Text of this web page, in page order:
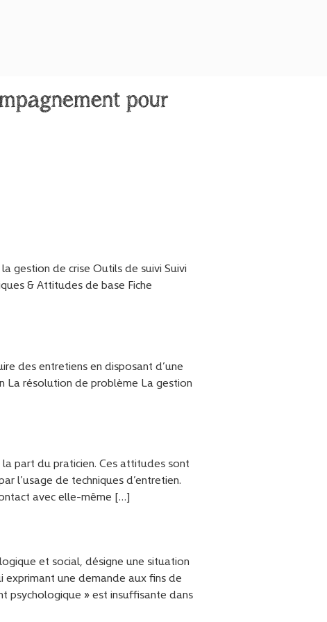
pour
gestion de crise Outils de suivi Suivi
& Attitudes de base Fiche
des entretiens en disposant d’une
La résolution de problème La gestion
part du praticien. Ces attitudes sont
l’usage de techniques d’entretien.
avec elle-même […]
et social, désigne une situation
exprimant une demande aux fins de
psychologique » est insuffisante dans